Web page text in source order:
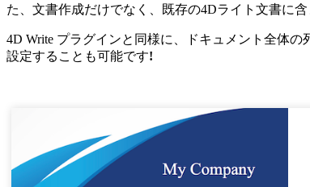
た、文書作成だけでなく、既存の4Dライト文書に
4D Write プラグインと同様に、ドキュメント全体の
設定することも可能です!